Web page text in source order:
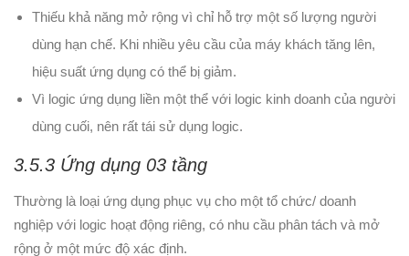
Thiếu khả năng mở rộng vì chỉ hỗ trợ một số lượng người
dùng hạn chế. Khi nhiều yêu cầu của máy khách tăng lên,
hiệu suất ứng dụng có thể bị giảm.
Vì logic ứng dụng liền một thể với logic kinh doanh của người
dùng cuối, nên rất tái sử dụng logic.
3.5.3 Ứng dụng 03 tầng
Thường là loại ứng dụng phục vụ cho một tổ chức/ doanh
nghiệp với logic hoạt động riêng, có nhu cầu phân tách và mở
rộng ở một mức độ xác định.